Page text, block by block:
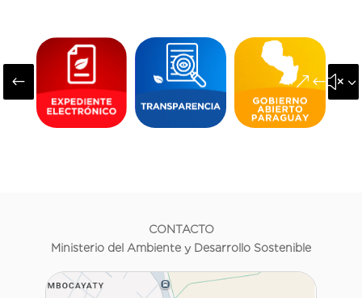
#
CONTACTO
Ministerio del Ambiente y Desarrollo Sostenible